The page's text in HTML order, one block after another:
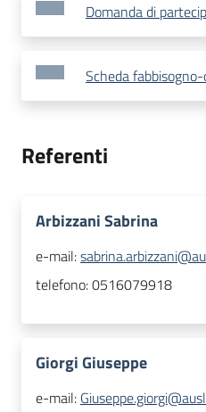
Domanda di
Scheda
Referenti
Arbizzani Sabrina
e-mail:
telefono:0516079918
Giorgi Giuseppe
e-mail: